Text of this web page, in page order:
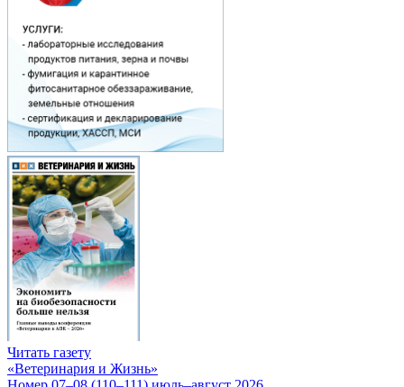
Читать газету
«Ветеринария и Жизнь»